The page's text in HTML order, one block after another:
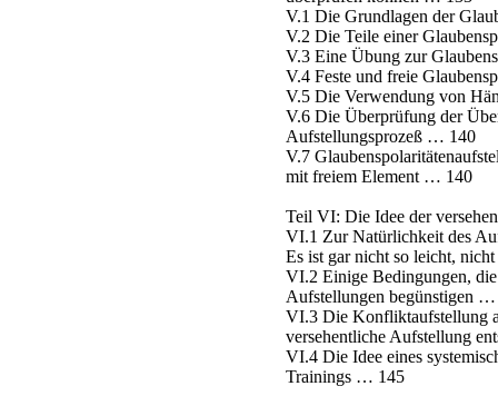
V.1 Die Grundlagen der
V.2 Die Teile einer
V.3 Eine Übung zur
V.4 Feste und freie
V.5 Die Verwendung von
V.6 Die Überprüfung der
Aufstellungsprozeß … 140
V.7
mit freiem Element … 140
Teil VI: Die Idee der
VI.1 Zur Natürlichkeit des
Es ist gar nicht so leicht,
VI.2 Einige Bedingungen,
Aufstellungen begünstigen
VI.3 Die Konfliktaufstellung
versehentliche Aufstellung
VI.4 Die Idee eines
Trainings … 145